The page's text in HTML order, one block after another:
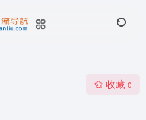
收藏 0